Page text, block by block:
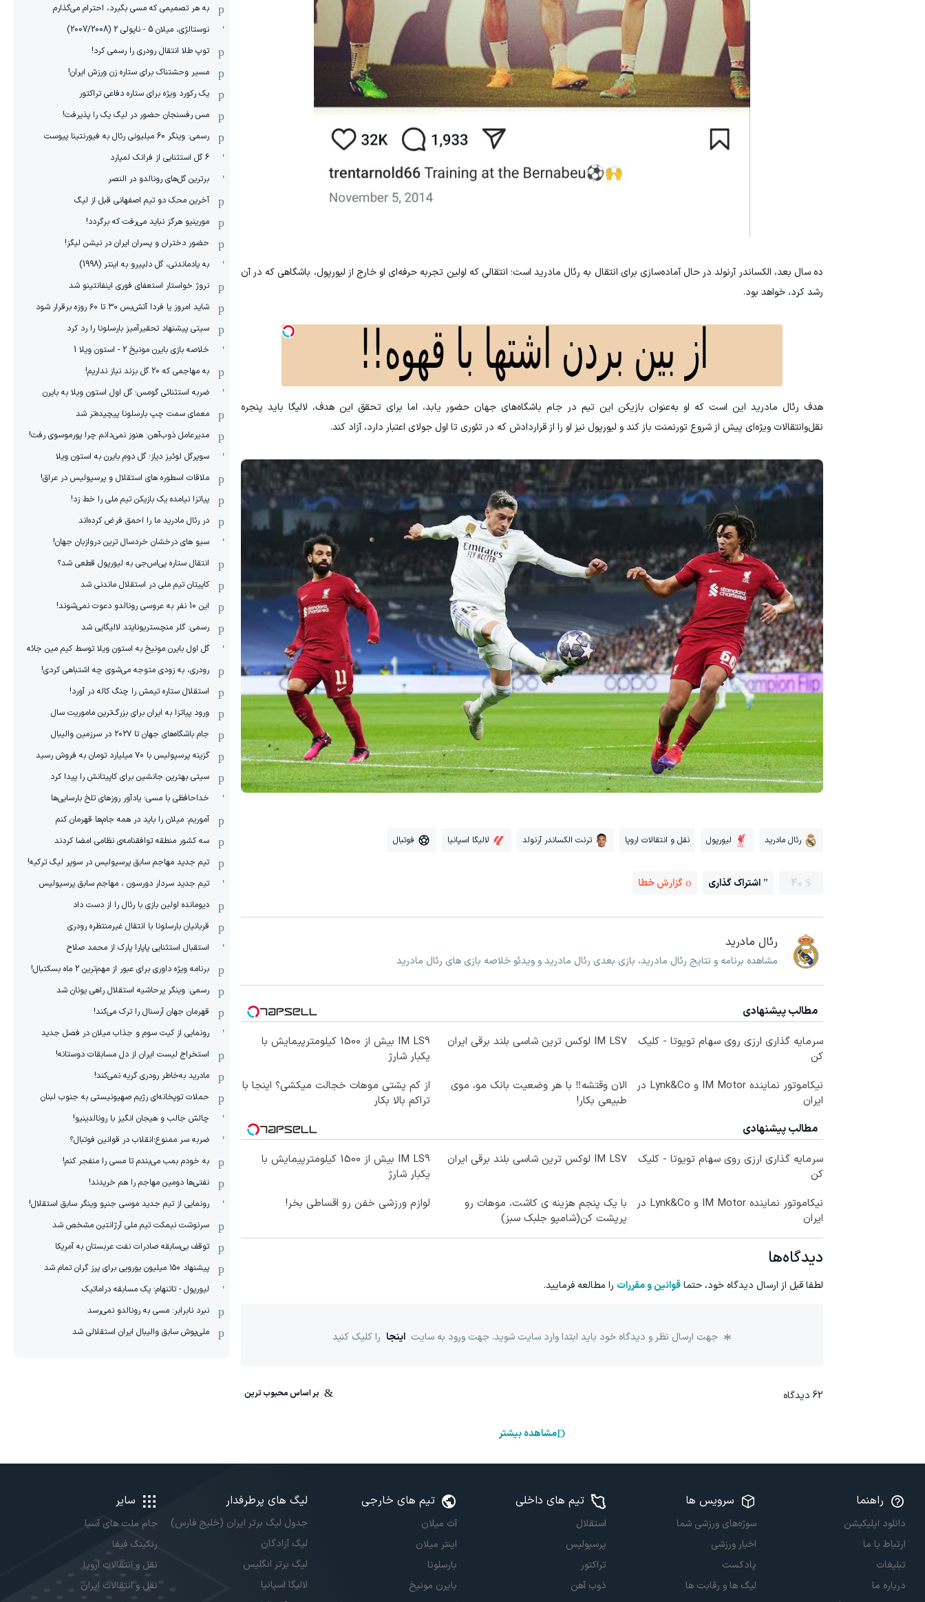
ده سال بعد، الکساندر آرنولد در حال آماده‌سازی برای انتقال به رئال مادرید است؛ انتقالی که اولین تجربه حرفه‌ای او خارج از لیورپول، باشگاهی که در آن
رشد کرد، خواهد بود.
هدف رئال مادرید این است که او به‌عنوان بازیکن این تیم در جام باشگاه‌های جهان حضور یابد، اما برای تحقق این هدف، لالیگا باید پنجره
نقل‌وانتقالات ویژه‌ای پیش از شروع تورنمنت باز کند و لیورپول نیز او را از قراردادش که در تئوری تا اول جولای اعتبار دارد، آزاد کند.
رئال مادرید لیورپول نقل و انتقالات اروپا ترنت الکساندر آرنولد لالیگا اسپانیا فوتبال
40 اشتراک گذاری گزارش خطا
رئال مادرید
مشاهده برنامه و نتایج رئال مادرید، بازی بعدی رئال مادرید و ویدئو خلاصه بازی های رئال مادرید
مطالب پیشنهادی
سرمایه گذاری ارزی روی سهام تویوتا - کلیک
کن
IM LS7 لوکس ترین شاسی بلند برقی ایران
IM LS9 بیش از 1500 کیلومترپیمایش با
یکبار شارژ
نیکاموتور نماینده IM Motor و Lynk&Co در
ایران
الان وقتشه‼️ با هر وضعیت بانک مو، موی
طبیعی بکار!
از کم پشتی موهات خجالت میکشی؟ اینجا با
تراکم بالا بکار
مطالب پیشنهادی
سرمایه گذاری ارزی روی سهام تویوتا - کلیک
کن
IM LS7 لوکس ترین شاسی بلند برقی ایران
IM LS9 بیش از 1500 کیلومترپیمایش با
یکبار شارژ
نیکاموتور نماینده IM Motor و Lynk&Co در
ایران
با یک پنجم هزینه ی کاشت، موهات رو
پرپشت کن(شامپو جلبک سبز)
لوازم ورزشی خفن رو اقساطی بخر!
دیدگاه‌ها
لطفا قبل از ارسال دیدگاه خود، حتماقوانین و مقررات را مطالعه فرمایید.
جهت ارسال نظر و دیدگاه خود باید ابتدا وارد سایت شوید. جهت ورود به سایت اینجا را کلیک کنید
62 دیدگاه
مشاهده بیشتر
به هر تصمیمی که مسی بگیرد، احترام می‌گذارم
نوستالژی، میلان 5 - ناپولی 2 (2007/2008)
توپ طلا انتقال رودری را رسمی کرد!
مسیر وحشتناک برای ستاره زن ورزش ایران!
یک رکورد ویژه برای ستاره دفاعی تراکتور
مس رفسنجان حضور در لیگ یک را پذیرفت!
رسمی: وینگر 60 میلیونی رئال به فیورنتینا پیوست
6 گل استثنایی از فرانک لمپارد
برترین گل‌های رونالدو در النصر
آخرین محک دو تیم اصفهانی قبل از لیگ
مورینیو هرگز نباید می‌رفت که برگردد!
حضور دختران و پسران ایران در نیشن لیگز!
به یادماندنی، گل دلپیرو به اینتر (1998)
نروژ خواستار استعفای فوری اینفانتینو شد
شاید امروز یا فردا آتش‌بس ۳۰ تا ۶۰ روزه برقرار شود
سیتی پیشنهاد تحقیرآمیز بارسلونا را رد کرد
خلاصه بازی بایرن مونیخ 2 - استون ویلا 1
به مهاجمی که 20 گل بزند نیاز نداریم!
ضربه استثنائی گومس؛ گل اول استون ویلا به بایرن
معمای سمت چپ بارسلونا پیچیده‌تر شد
مدیرعامل ذوب‌آهن: هنوز نمی‌دانم چرا پورموسوی رفت!
سوپرگل لوئیز دیاز؛ گل دوم بایرن به استون ویلا
ملاقات اسطوره های استقلال و پرسپولیس در عراق!
پیاتزا نیامده یک بازیکن تیم ملی را خط زد!
در رئال مادرید ما را احمق فرض کرده‌اند
سیو های درخشان خردسال ترین دروازبان جهان!
انتقال ستاره پی‌اس‌جی به لیورپول قطعی شد؟
کاپیتان تیم ملی در استقلال ماندنی شد
این 10 نفر به عروسی رونالدو دعوت نمی‌شوند!
رسمی: گلر منچستریونایتد لالیگایی شد
گل اول بایرن مونیخ به استون ویلا توسط کیم مین جائه
رودری، به زودی متوجه می‌شوی چه اشتباهی کردی!
استقلال ستاره تیمش را چنگ کاله در آورد!
ورود پیاتزا به ایران برای بزرگ‌ترین ماموریت سال
جام باشگاه‌های جهان تا ۲۰۲۷ در سرزمین والیبال
گزینه پرسپولیس با ۷۰ میلیارد تومان به فروش رسید
سیتی بهترین جانشین برای کاپیتانش را پیدا کرد
خداحافظی با مسی؛ یادآور روزهای تلخ بارسایی‌ها
آموریم: میلان را باید در همه جام‌ها قهرمان کنم
سه کشور منطقه توافقنامه‌ی نظامی امضا کردند
تیم جدید مهاجم سابق پرسپولیس در سوپر لیگ ترکیه!
تیم جدید سردار دورسون ، مهاجم سابق پرسپولیس
دیومانده اولین بازی با رئال را از دست داد
قربانیان بارسلونا با انتقال غیرمنتظره رودری
استقبال استثنایی پاپارا پارک از محمد صلاح
برنامه ویژه داوری برای عبور از مهم‌ترین 2 ماه بسکتبال!
رسمی: وینگر پرحاشیه استقلال راهی یونان شد
قهرمان جهان آرسنال را ترک می‌کند!
رونمایی از کیت سوم و جذاب میلان در فصل جدید
استخراج لیست ایران از دل مسابقات دوستانه!
مادرید به‌خاطر رودری گریه نمی‌کند!
حملات توپخانه‌ای رژیم صهیونیستی به جنوب لبنان
چالش جالب و هیجان انگیز با رونالدینیو!
ضربه سر ممنوع؛انقلاب در قوانین فوتبال؟
به خودم بمب می‌بندم تا مسی را منفجر کنم!
نفتی‌ها دومین مهاجم را هم خریدند!
رونمایی از تیم جدید موسی جنپو وینگر سابق استقلال!
سرنوشت نیمکت تیم ملی آرژانتین مشخص شد
توقف بی‌سابقه صادرات نفت عربستان به آمریکا
پیشنهاد ۱۵۰ میلیون یورویی برای پرز گران تمام شد
لیورپول - تاتنهام؛ یک مسابقه دراماتیک
نبرد نابرابر: مسی به رونالدو نمی‌رسد
ملی‌پوش سابق والیبال ایران استقلالی شد
راهنما
دانلود اپلیکیشن
ارتباط با ما
تبلیغات
درباره ما
سرویس ها
سوژه‌های ورزشی شما
اخبار ورزشی
پادکست
لیگ ها و رقابت ها
تیم های داخلی
استقلال
پرسپولیس
تراکتور
ذوب آهن
تیم های خارجی
آث میلان
اینتر میلان
بارسلونا
بایرن مونیخ
لیگ های پرطرفدار
جدول لیگ برتر ایران (خلیج فارس)
لیگ آزادگان
لیگ برتر انگلیس
لالیگا اسپانیا
سایر
جام ملت های آسیا
رنکینگ فیفا
نقل و انتقالات اروپا
نقل و انتقالات ایران